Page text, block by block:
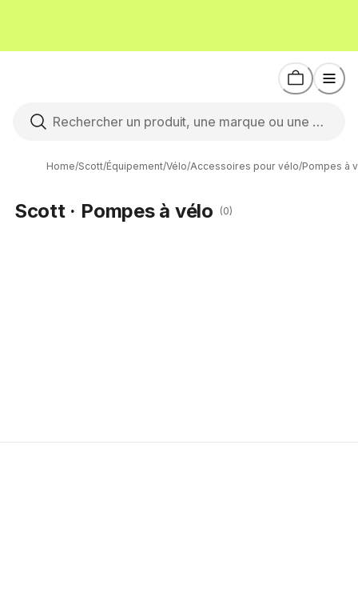
Home/Scott/Équipement/Vélo/Accessoires pour vélo/Pompes à
Scott · Pompes à vélo (0)